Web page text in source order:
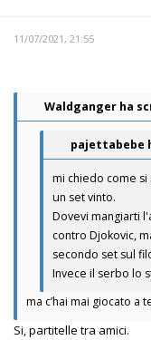
11/07/2021, 21:55
Waldganger ha
pajettabebe
mi chiedo come
un set vinto.
Dovevi mangiarti
contro Djokovic,
secondo set sul
Invece il serbo lo
ma c’hai mai giocato a
Si, partitelle tra amici.